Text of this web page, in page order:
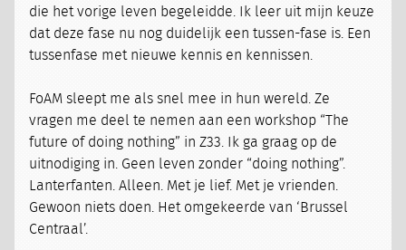
die het vorige leven begeleidde. Ik leer uit mijn keuze
dat deze fase nu nog duidelijk een tussen-fase is. Een
tussenfase met nieuwe kennis en kennissen.
FoAM sleept me als snel mee in hun wereld. Ze
vragen me deel te nemen aan een workshop “The
future of doing nothing” in Z33. Ik ga graag op de
uitnodiging in. Geen leven zonder “doing nothing”.
Lanterfanten. Alleen. Met je lief. Met je vrienden.
Gewoon niets doen. Het omgekeerde van ‘Brussel
Centraal’.